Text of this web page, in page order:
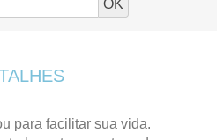
para facilitar sua vida.